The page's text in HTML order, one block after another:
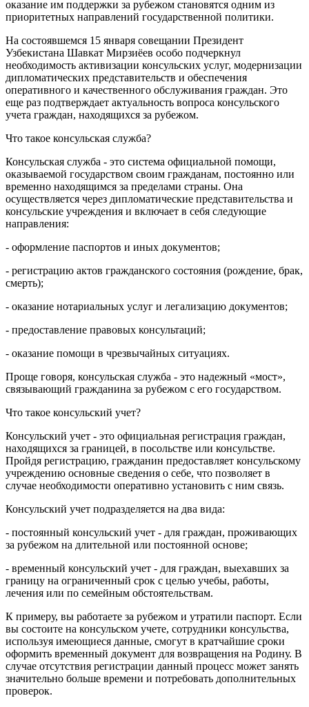
оказание им поддержки за рубежом становятся одним из
приоритетных направлений государственной политики.
На состоявшемся 15 января совещании Президент
Узбекистана Шавкат Мирзиёев особо подчеркнул
необходимость активизации консульских услуг, модернизации
дипломатических представительств и обеспечения
оперативного и качественного обслуживания граждан. Это
еще раз подтверждает актуальность вопроса консульского
учета граждан, находящихся за рубежом.
Что такое консульская служба?
Консульская служба - это система официальной помощи,
оказываемой государством своим гражданам, постоянно или
временно находящимся за пределами страны. Она
осуществляется через дипломатические представительства и
консульские учреждения и включает в себя следующие
направления:
- оформление паспортов и иных документов;
- регистрацию актов гражданского состояния (рождение, брак,
смерть);
- оказание нотариальных услуг и легализацию документов;
- предоставление правовых консультаций;
- оказание помощи в чрезвычайных ситуациях.
Проще говоря, консульская служба - это надежный «мост»,
связывающий гражданина за рубежом с его государством.
Что такое консульский учет?
Консульский учет - это официальная регистрация граждан,
находящихся за границей, в посольстве или консульстве.
Пройдя регистрацию, гражданин предоставляет консульскому
учреждению основные сведения о себе, что позволяет в
случае необходимости оперативно установить с ним связь.
Консульский учет подразделяется на два вида:
- постоянный консульский учет - для граждан, проживающих
за рубежом на длительной или постоянной основе;
- временный консульский учет - для граждан, выехавших за
границу на ограниченный срок с целью учебы, работы,
лечения или по семейным обстоятельствам.
К примеру, вы работаете за рубежом и утратили паспорт. Если
вы состоите на консульском учете, сотрудники консульства,
используя имеющиеся данные, смогут в кратчайшие сроки
оформить временный документ для возвращения на Родину. В
случае отсутствия регистрации данный процесс может занять
значительно больше времени и потребовать дополнительных
проверок.